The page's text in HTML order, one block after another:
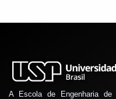
A Escola de Engenharia